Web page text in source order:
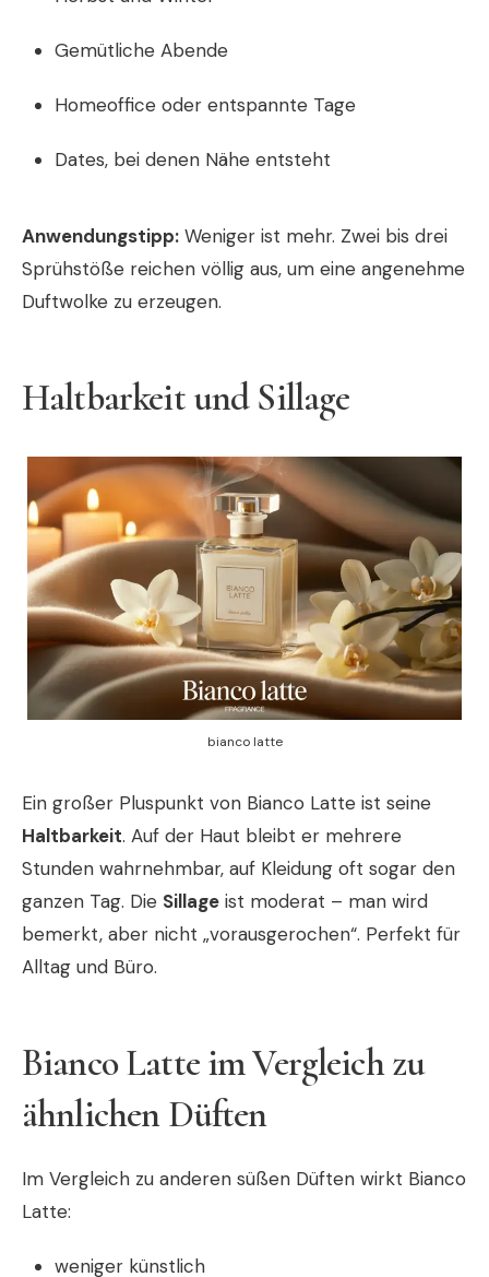
Gemütliche Abende
Homeoffice oder entspannte Tage
Dates, bei denen Nähe entsteht
Anwendungstipp: Weniger ist mehr. Zwei bis drei
Sprühstöße reichen völlig aus, um eine angenehme
Duftwolke zu erzeugen.
Haltbarkeit und Sillage
bianco latte
Ein großer Pluspunkt von Bianco Latte ist seine
Haltbarkeit. Auf der Haut bleibt er mehrere
Stunden wahrnehmbar, auf Kleidung oft sogar den
ganzen Tag. Die Sillage ist moderat – man wird
bemerkt, aber nicht „vorausgerochen“. Perfekt für
Alltag und Büro.
Bianco Latte im Vergleich zu
ähnlichen Düften
Im Vergleich zu anderen süßen Düften wirkt Bianco
Latte:
weniger künstlich